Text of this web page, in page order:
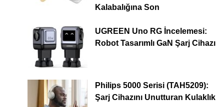
Kalabalığına Son
UGREEN Uno RG İncelemesi:
Robot Tasarımlı GaN Şarj Cihazı
Philips 5000 Serisi (TAH5209):
Şarj Cihazını Unutturan Kulaklık